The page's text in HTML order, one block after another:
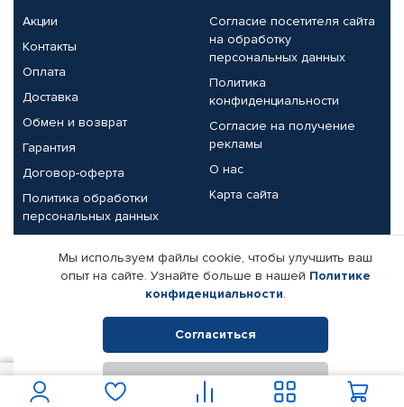
Акции
Контакты
Оплата
Доставка
Обмен и возврат
Гарантия
Договор-оферта
Политика обработки
персональных данных
Согласие посетителя сайта
на обработку
персональных данных
Политика
конфиденциальности
Согласие на получение
рекламы
О нас
Карта сайта
Партнерам
Корпоративным клиентам
Поставщикам
Реквизиты компании
© КАМАЗ ЦЕНТР ДОНЕЦК, 2015-2026. Все права защищены.
Интернет-магазин автомобильных товаров Автопрофи.
Мы используем файлы cookie, чтобы улучшить ваш
опыт на сайте. Узнайте больше в нашей Политике
конфиденциальности.
Согласиться
Отклонить
В корзину